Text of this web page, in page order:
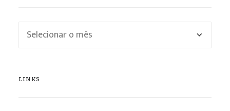
Old
LINKS